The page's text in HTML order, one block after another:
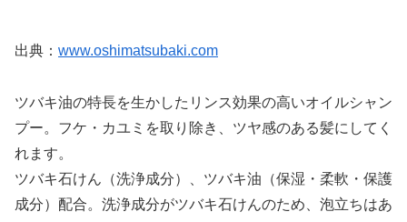
出典： www.oshimatsubaki.com
ツバキ油の特長を生かしたリンス効果の高いオイルシャン
プー。フケ・カユミを取り除き、ツヤ感のある髪にしてく
れます。
ツバキ石けん（洗浄成分）、ツバキ油（保湿・柔軟・保護
成分）配合。洗浄成分がツバキ石けんのため、泡立ちはあ